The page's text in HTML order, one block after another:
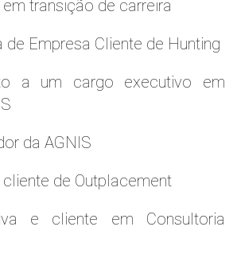
transição de carreira
Empresa Cliente de Hunting
a um cargo executivo em
da AGNIS
de Outplacement
e cliente em Consultoria